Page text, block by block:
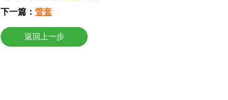
下一篇： 管套
返回上一步